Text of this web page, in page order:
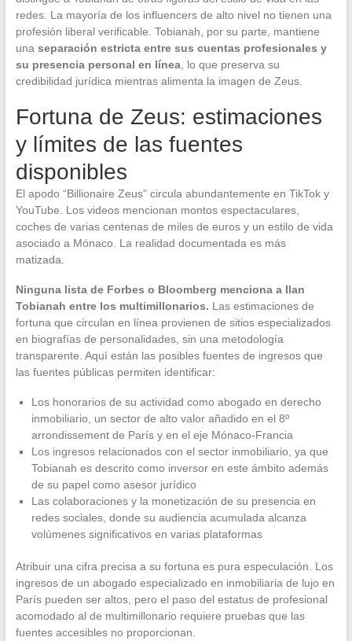
redes. La mayoría de los influencers de alto nivel no tienen una
profesión liberal verificable. Tobianah, por su parte, mantiene
una separación estricta entre sus cuentas profesionales y
su presencia personal en línea, lo que preserva su
credibilidad jurídica mientras alimenta la imagen de Zeus.
Fortuna de Zeus: estimaciones
y límites de las fuentes
disponibles
El apodo “Billionaire Zeus” circula abundantemente en TikTok y
YouTube. Los videos mencionan montos espectaculares,
coches de varias centenas de miles de euros y un estilo de vida
asociado a Mónaco. La realidad documentada es más
matizada.
Ninguna lista de Forbes o Bloomberg menciona a Ilan
Tobianah entre los multimillonarios. Las estimaciones de
fortuna que circulan en línea provienen de sitios especializados
en biografías de personalidades, sin una metodología
transparente. Aquí están las posibles fuentes de ingresos que
las fuentes públicas permiten identificar:
Los honorarios de su actividad como abogado en derecho
inmobiliario, un sector de alto valor añadido en el 8º
arrondissement de París y en el eje Mónaco-Francia
Los ingresos relacionados con el sector inmobiliario, ya que
Tobianah es descrito como inversor en este ámbito además
de su papel como asesor jurídico
Las colaboraciones y la monetización de su presencia en
redes sociales, donde su audiencia acumulada alcanza
volúmenes significativos en varias plataformas
Atribuir una cifra precisa a su fortuna es pura especulación. Los
ingresos de un abogado especializado en inmobiliaria de lujo en
París pueden ser altos, pero el paso del estatus de profesional
acomodado al de multimillonario requiere pruebas que las
fuentes accesibles no proporcionan.